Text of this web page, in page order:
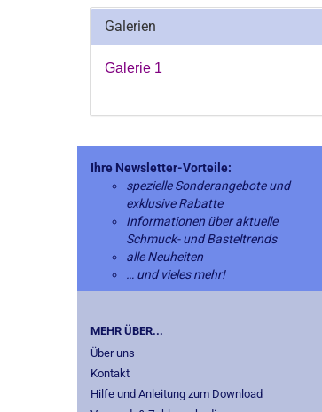
Galerien
Galerie 1
Ihre Newsletter-Vorteile:
spezielle Sonderangebote und
exklusive Rabatte
Informationen über aktuelle
Schmuck- und Basteltrends
alle Neuheiten
… und vieles mehr!
MEHR ÜBER...
Über uns
Kontakt
Hilfe und Anleitung zum Download